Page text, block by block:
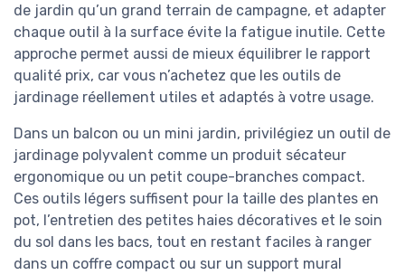
de jardin qu’un grand terrain de campagne, et adapter
chaque outil à la surface évite la fatigue inutile. Cette
approche permet aussi de mieux équilibrer le rapport
qualité prix, car vous n’achetez que les outils de
jardinage réellement utiles et adaptés à votre usage.
Dans un balcon ou un mini jardin, privilégiez un outil de
jardinage polyvalent comme un produit sécateur
ergonomique ou un petit coupe-branches compact.
Ces outils légers suffisent pour la taille des plantes en
pot, l’entretien des petites haies décoratives et le soin
du sol dans les bacs, tout en restant faciles à ranger
dans un coffre compact ou sur un support mural